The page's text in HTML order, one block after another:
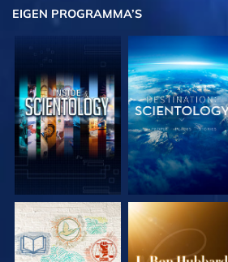
EIGEN PROGRAMMA’S
VERKEN DE SERIE VERKEN DE SERIE